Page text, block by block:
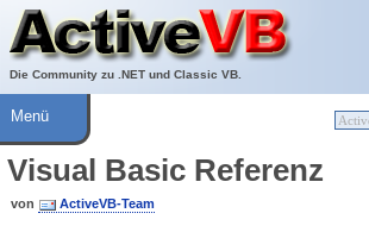
Die Community zu .NET und Classic VB.
Über ActiveVB
Hilfe
Menü
Visual Basic Referenz
von ActiveVB-Team